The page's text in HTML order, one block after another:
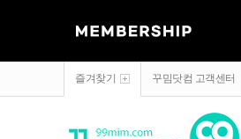
즐겨찾기 꾸밈닷컴 고객센터